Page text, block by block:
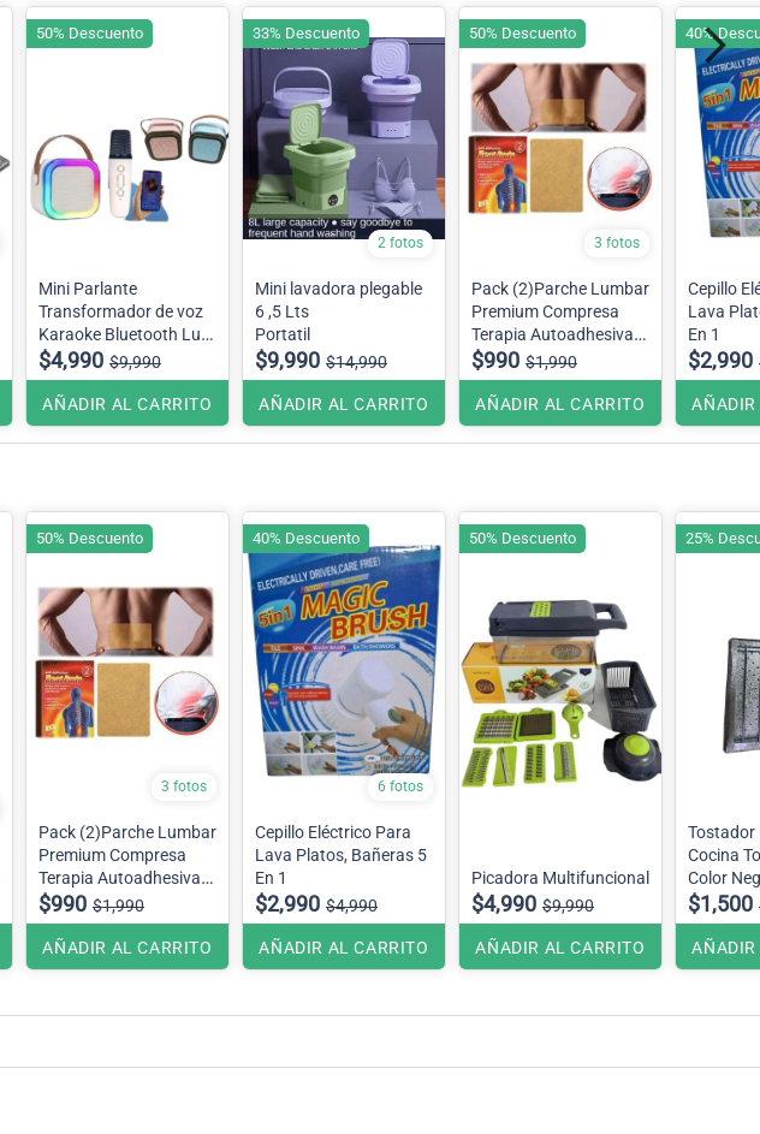
Mini Parlante
Transformador de voz
Karaoke Bluetooth Luz
RGB Sonido Estéreo + 1
Micrófono , Se envía
color surtido
$4,990 $9,990
AÑADIR AL CARRITO
50% Descuento
2 fotos
Mini lavadora plegable
6 ,5 Lts
Portatil
$9,990 $14,990
AÑADIR AL CARRITO
33% Descuento
3 fotos
Pack (2)Parche Lumbar
Premium Compresa
Terapia Autoadhesivas
Alivio Del Dolor
$990 $1,990
AÑADIR AL CARRITO
50% Descuento
Cepillo
Lava
En 1
$2,990
AÑADIR
40%
3 fotos
Pack (2)Parche Lumbar
Premium Compresa
Terapia Autoadhesivas
Alivio Del Dolor
$990 $1,990
AÑADIR AL CARRITO
50% Descuento
6 fotos
Cepillo Eléctrico Para
Lava Platos, Bañeras 5
En 1
$2,990 $4,990
AÑADIR AL CARRITO
40% Descuento
Picadora Multifuncional
$4,990 $9,990
AÑADIR AL CARRITO
50% Descuento
Tostador
Cocina
Color
$1,500
AÑADIR
25%